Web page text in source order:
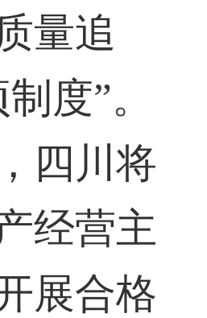
量追
度”。
四川将
经营主
展合格